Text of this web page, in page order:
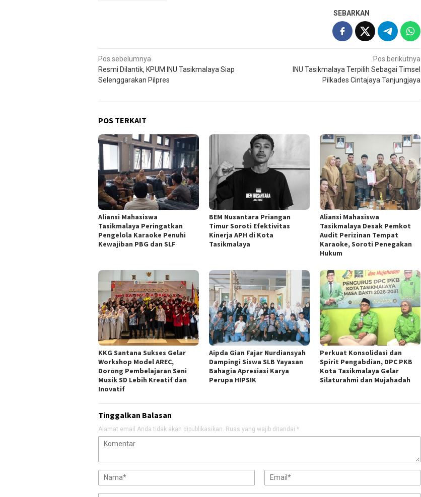
SEBARKAN
Navigasi
pos
Pos sebelumnya
Resmi Dilantik, KPUM INU Tasikmalaya Siap
Selenggarakan Pilpres
Pos berikutnya
INU Tasikmalaya Terpilih Sebagai Timsel
Pilkades Cintajaya Tanjungjaya
POS TERKAIT
Aliansi Mahasiswa
Tasikmalaya Peringatkan
Pengelola Karaoke Penuhi
Kewajiban PBG dan SLF
BEM Nusantara Priangan
Timur Soroti Efektivitas
Kinerja APH di Kota
Tasikmalaya
Aliansi Mahasiswa
Tasikmalaya Desak Pemkot
Audit Perizinan Tempat
Karaoke, Soroti Penegakan
Hukum
KKG Santana Sukses Gelar
Workshop Model AREC,
Dorong Pembelajaran Seni
Musik SD Lebih Kreatif dan
Inovatif
Aipda Gian Fajar Nurdiansyah
Dampingi Siswa SLB Yayasan
Bahagia Apresiasi Karya
Perupa HIPSIK
Perkuat Konsolidasi dan
Spirit Pengabdian, DPC PKB
Kota Tasikmalaya Gelar
Silaturahmi dan Mujahadah
Tinggalkan Balasan
Alamat email Anda tidak akan dipublikasikan. Ruas yang wajib ditandai *